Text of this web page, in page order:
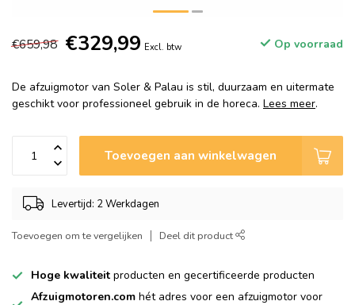
€659,98 €329,99 Excl. btw Op voorraad
De afzuigmotor van Soler & Palau is stil, duurzaam en uitermate
geschikt voor professioneel gebruik in de horeca. Lees meer.
Toevoegen aan winkelwagen
Levertijd: 2 Werkdagen
Toevoegen om te vergelijken Deel dit product
Hoge kwaliteit producten en gecertificeerde producten
Afzuigmotoren.com hét adres voor een afzuigmotor voor